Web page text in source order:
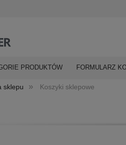
PRODUKTÓW FORMULARZ
sklepu » Koszyki sklepowe